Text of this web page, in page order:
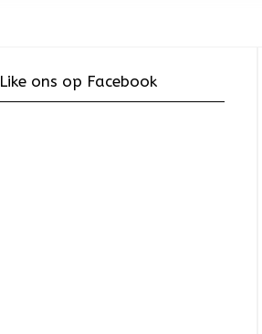
Like ons op Facebook